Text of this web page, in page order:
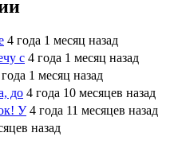
4 года 1 месяц назад
с 4 года 1 месяц назад
1 месяц назад
до 4 года 10 месяцев назад
У 4 года 11 месяцев назад
назад